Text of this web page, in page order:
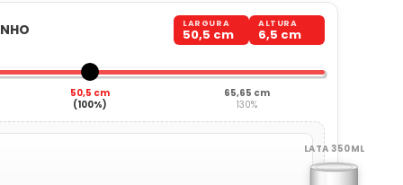
LARGURA
50,5 cm
ALTURA
6,5 cm
50,5 cm
(100%)
65,65 cm
130%
LATA 350ML